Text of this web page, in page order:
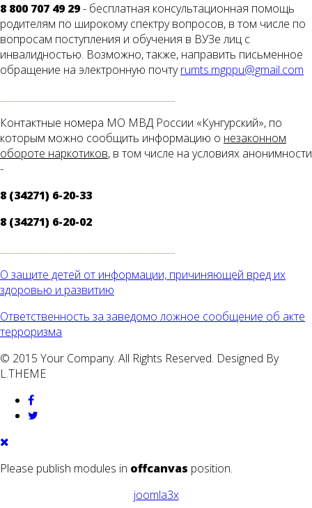
8 800 707 49 29- бесплатная консультационная помощь
родителям по широкому спектру вопросов, в том числе по
вопросам поступления и обучения в ВУЗе лиц с
инвалидностью. Возможно, также, направить письменное
обращение на электронную почтуrumts.mgppu@gmail.com
Контактные номера МО МВД России «Кунгурский», по
которым можно сообщить информацию о незаконном
обороте наркотиков, в том числе на условиях анонимности
-
8 (34271) 6-20-33
8 (34271) 6-20-02
О защите детей от информации, причиняющей вред их
здоровью и развитию
Ответственность за заведомо ложное сообщение об акте
терроризма
© 2015 Your Company. All Rights Reserved. Designed By
L.THEME
Please publish modules in offcanvas position.
joomla3x